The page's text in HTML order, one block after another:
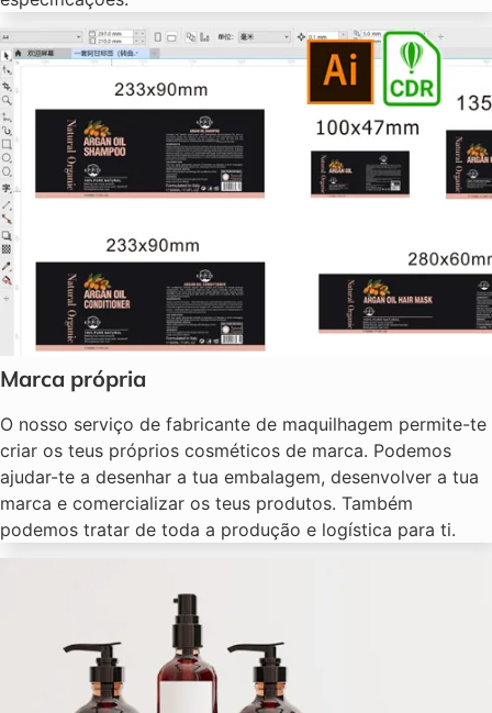
Marca própria
O nosso serviço de fabricante de maquilhagem permite-te
criar os teus próprios cosméticos de marca. Podemos
ajudar-te a desenhar a tua embalagem, desenvolver a tua
marca e comercializar os teus produtos. Também
podemos tratar de toda a produção e logística para ti.